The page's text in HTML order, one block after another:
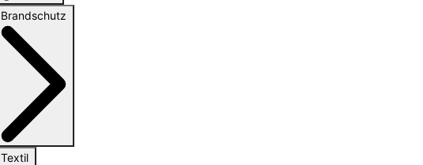
Brandschutz
Textil